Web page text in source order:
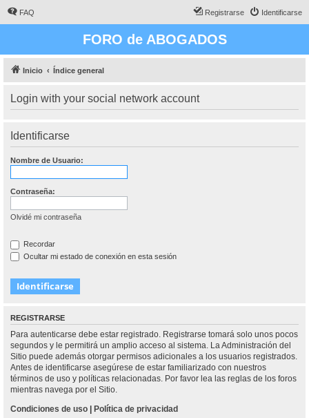
FAQ Identificarse
Registrarse
FORO de ABOGADOS
Inicio Índice general
Login with your social network account
Identificarse
Nombre de Usuario:
Contraseña:
Olvidé mi contraseña
Recordar
Ocultar mi estado de conexión en esta sesión
REGISTRARSE
Para autenticarse debe estar registrado. Registrarse tomará solo unos pocos
segundos y le permitirá un amplio acceso al sistema. La Administración del
Sitio puede además otorgar permisos adicionales a los usuarios registrados.
Antes de identificarse asegúrese de estar familiarizado con nuestros
términos de uso y políticas relacionadas. Por favor lea las reglas de los foros
mientras navega por el Sitio.
Condiciones de uso | Política de privacidad